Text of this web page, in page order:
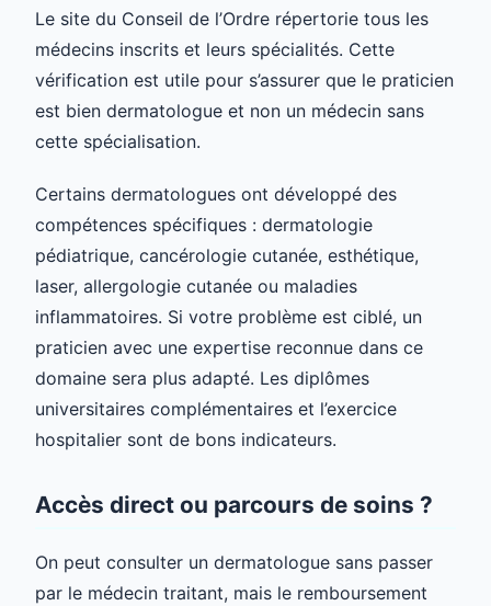
Le site du Conseil de l’Ordre répertorie tous les
médecins inscrits et leurs spécialités. Cette
vérification est utile pour s’assurer que le praticien
est bien dermatologue et non un médecin sans
cette spécialisation.
Certains dermatologues ont développé des
compétences spécifiques : dermatologie
pédiatrique, cancérologie cutanée, esthétique,
laser, allergologie cutanée ou maladies
inflammatoires. Si votre problème est ciblé, un
praticien avec une expertise reconnue dans ce
domaine sera plus adapté. Les diplômes
universitaires complémentaires et l’exercice
hospitalier sont de bons indicateurs.
Accès direct ou parcours de soins ?
On peut consulter un dermatologue sans passer
par le médecin traitant, mais le remboursement